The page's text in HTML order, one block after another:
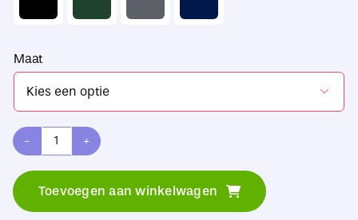
Maat

Russell
Duty
Toevoegen aan winkelwagen